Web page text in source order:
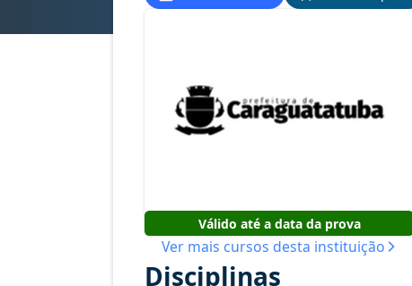
Válido até a data da prova
Ver mais cursos desta instituição
Disciplinas